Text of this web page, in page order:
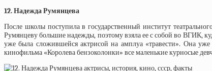
12. Надежда Румянцева
После школы поступила в государственный институт
Румянцеву большие надежды, поэтому взяла ее с собой во ВГИК,
уже была сложившейся актрисой на амплуа «травести». Она
кинофильма «Королева бензоколонки» все маленькие курносые